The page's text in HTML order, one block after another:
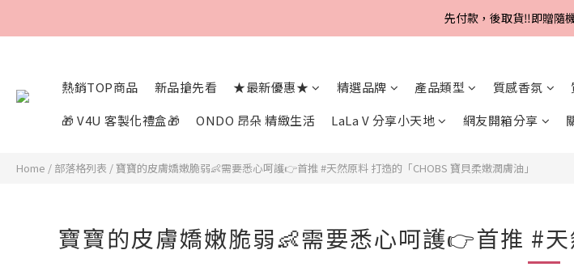
Line好友招募中，首購、
先付款，後取貨‼️即贈隨
熱銷TOP商品 新品搶先看 ★最新優惠★ 精選品牌 產品類型 質感香氛
🎁 V4U 客製化禮盒🎁
ONDO 昂朵 精緻生活 LaLa V 分享小天地 網友開箱分享
Home / 部落格列表 /寶寶的皮膚嬌嫩脆弱👶需要悉心呵護👉首推 #天然原料 打造的「CHOBS 寶貝柔嫩潤膚油」
寶寶的皮膚嬌嫩脆弱👶需要悉心呵護👉首推 #